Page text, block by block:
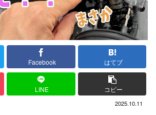
Facebook はてブ
LINE コピー
2025.10.11